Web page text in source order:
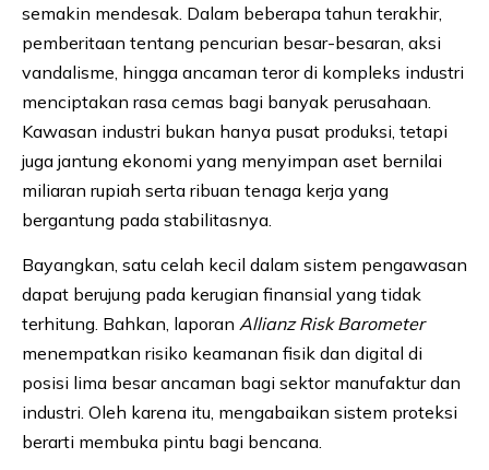
semakin mendesak. Dalam beberapa tahun terakhir,
pemberitaan tentang pencurian besar-besaran, aksi
vandalisme, hingga ancaman teror di kompleks industri
menciptakan rasa cemas bagi banyak perusahaan.
Kawasan industri bukan hanya pusat produksi, tetapi
juga jantung ekonomi yang menyimpan aset bernilai
miliaran rupiah serta ribuan tenaga kerja yang
bergantung pada stabilitasnya.
Bayangkan, satu celah kecil dalam sistem pengawasan
dapat berujung pada kerugian finansial yang tidak
terhitung. Bahkan, laporan Allianz Risk Barometer
menempatkan risiko keamanan fisik dan digital di
posisi lima besar ancaman bagi sektor manufaktur dan
industri. Oleh karena itu, mengabaikan sistem proteksi
berarti membuka pintu bagi bencana.